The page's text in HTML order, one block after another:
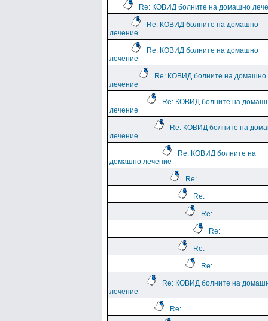
Re: КОВИД болните на домашно
Re: КОВИД болните на домашно
лечение
Re: КОВИД болните на домашно
лечение
Re: КОВИД болните на домашно
лечение
Re: КОВИД болните на
лечение
Re: КОВИД болните на
лечение
Re: КОВИД болните на
домашно лечение
Re:
Re:
Re:
Re:
Re:
Re:
Re: КОВИД болните на
лечение
Re: